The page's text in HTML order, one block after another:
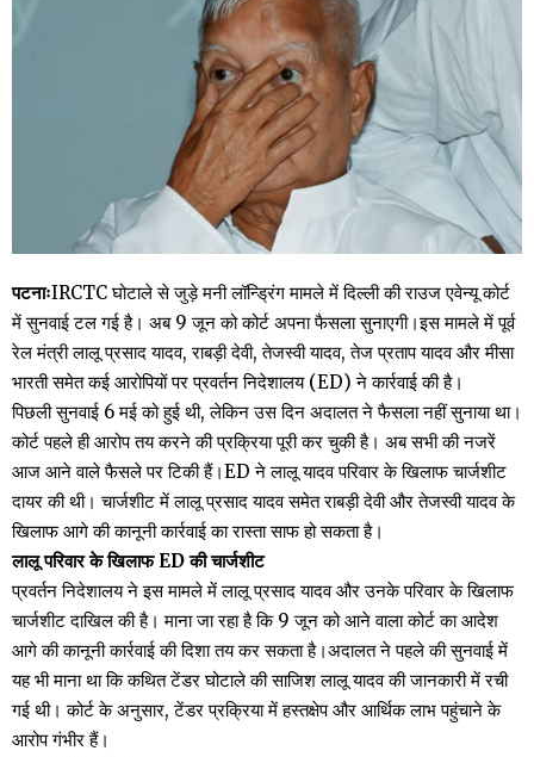
पटनाःIRCTC घोटाले से जुड़े मनी लॉन्ड्रिंग मामले में दिल्ली की राउज एवेन्यू कोर्ट
में सुनवाई टल गई है। अब 9 जून को कोर्ट अपना फैसला सुनाएगी।इस मामले में पूर्व
रेल मंत्री लालू प्रसाद यादव, राबड़ी देवी, तेजस्वी यादव, तेज प्रताप यादव और मीसा
भारती समेत कई आरोपियों पर प्रवर्तन निदेशालय (ED) ने कार्रवाई की है।
पिछली सुनवाई 6 मई को हुई थी, लेकिन उस दिन अदालत ने फैसला नहीं सुनाया था।
कोर्ट पहले ही आरोप तय करने की प्रक्रिया पूरी कर चुकी है। अब सभी की नजरें
आज आने वाले फैसले पर टिकी हैं।ED ने लालू यादव परिवार के खिलाफ चार्जशीट
दायर की थी। चार्जशीट में लालू प्रसाद यादव समेत राबड़ी देवी और तेजस्वी यादव के
खिलाफ आगे की कानूनी कार्रवाई का रास्ता साफ हो सकता है।
लालू परिवार के खिलाफ ED की चार्जशीट
प्रवर्तन निदेशालय ने इस मामले में लालू प्रसाद यादव और उनके परिवार के खिलाफ
चार्जशीट दाखिल की है। माना जा रहा है कि 9 जून को आने वाला कोर्ट का आदेश
आगे की कानूनी कार्रवाई की दिशा तय कर सकता है।अदालत ने पहले की सुनवाई में
यह भी माना था कि कथित टेंडर घोटाले की साजिश लालू यादव की जानकारी में रची
गई थी। कोर्ट के अनुसार, टेंडर प्रक्रिया में हस्तक्षेप और आर्थिक लाभ पहुंचाने के
आरोप गंभीर हैं।